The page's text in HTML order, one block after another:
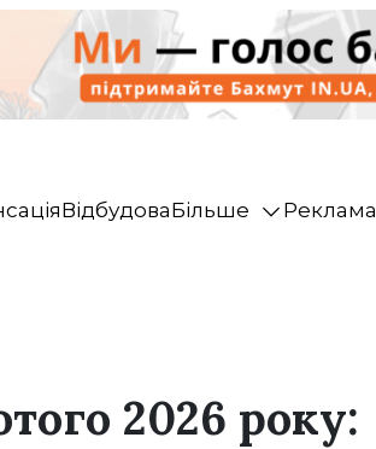
ВідбудоваБільше Реклама
2026 року: